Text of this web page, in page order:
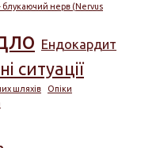
блукаючий нерв (Nervus
Ендокардит
ситуації
шляхів
Опіки